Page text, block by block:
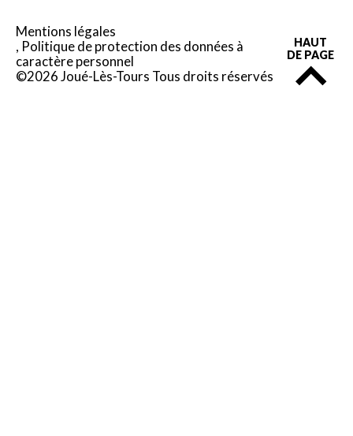
Mentions légales
Politique de protection des données à
caractère personnel
©2026 Joué-Lès-Tours Tous droits réservés
HAUT
DE PAGE